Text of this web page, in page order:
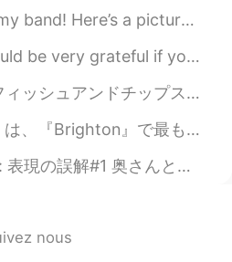
2020.07.24 13:57
わる儀式や、その後
の
よくわかりません。
連
わる儀式や、その後
はよくわかりません
う日本の文化は好きで
me. 🎼 My friends say my uniform makes me look lik...
tell me if my Japanese is correct. 最近、病気にかかり...
buy cod, but I bought it on Saturday. 私はふつうタラは買わない...
です。 まだ見たことがなければ、イギリスの南海岸を訪れたとは言えません。 Royal Pavillon ...
ある時、日本語の宿題について聞いた時に奥さんが答えてくれました。私は君をキープすると言いました。する...
nous